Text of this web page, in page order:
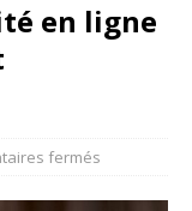
en ligne
fermés